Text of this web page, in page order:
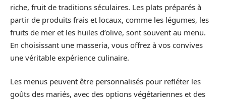
riche, fruit de traditions séculaires. Les plats préparés à
partir de produits frais et locaux, comme les légumes, les
fruits de mer et les huiles d’olive, sont souvent au menu.
En choisissant une masseria, vous offrez à vos convives
une véritable expérience culinaire.
Les menus peuvent être personnalisés pour refléter les
goûts des mariés, avec des options végétariennes et des